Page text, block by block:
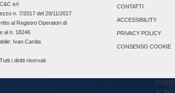
srl
n. 7/2017 del 29/11/2017
al Registro Operatori di
al n. 18246
Ivan Cardia
i diritti riservati
CONTATTI
ACCESSIBILITY
PRIVACY POLICY
CONSENSO COOKIE